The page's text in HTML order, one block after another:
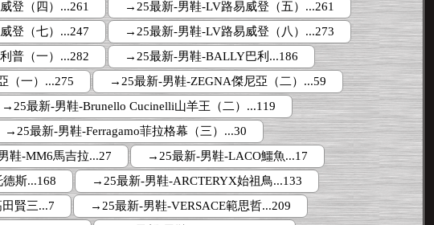
登（四）...261
→25最新-男鞋-LV路易威登（五）...261
登（七）...247
→25最新-男鞋-LV路易威登（八）...273
普（一）...282
→25最新-男鞋-BALLY巴利...186
（一）...275
→25最新-男鞋-ZEGNA傑尼亞（二）...59
→25最新-男鞋-Brunello Cucinelli山羊王（二）...119
→25最新-男鞋-Ferragamo菲拉格幕（三）...30
鞋-MM6馬吉拉...27
→25最新-男鞋-LACO鱷魚...17
斯...168
→25最新-男鞋-ARCTERYX始祖鳥...133
賢三...7
→25最新-男鞋-VERSACE範思哲...209